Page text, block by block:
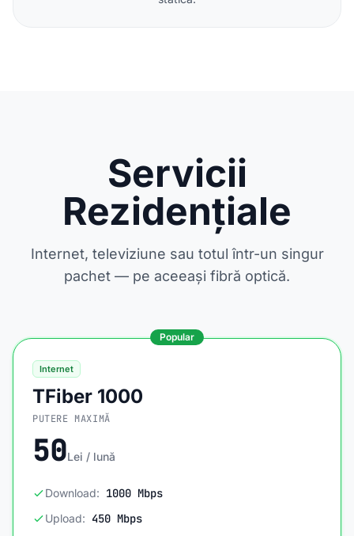
Servicii
Rezidențiale
Internet, televiziune sau totul într-un singur
pachet — pe aceeași fibră optică.
Popular
Internet
TFiber 1000
PUTERE MAXIMĂ
50Lei / lună
Download: 1000 Mbps
Upload: 450 Mbps